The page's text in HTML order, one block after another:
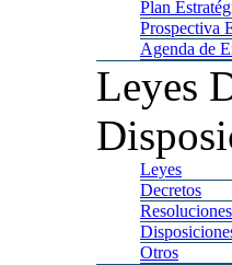
Plan
Prospectiva
Agenda de
Leyes
Leyes
Decretos
Resoluciones
Otros